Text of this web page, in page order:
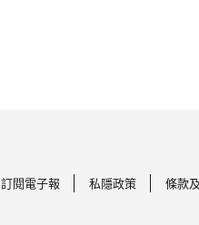
訂閱電子報 私隱政策 條款